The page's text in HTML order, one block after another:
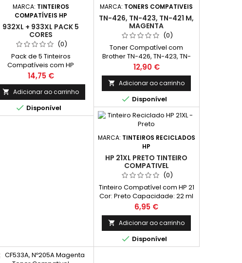
MARCA: TINTEIROS
COMPATÍVEIS HP
932XL + 933XL PACK 5
CORES
(0)
Pack de 5 Tinteiros
Compatíveis com HP
constituído por: 2 Tinteiro
Compatível c/ HP 932 XL -
Preto - 40ml 1 Tinteiro
Compatível c/ HP 933 XL -
Ciano - 14ml 1 Tinteiro
Compatível c/ HP 933 XL -
Preço
14,75 €
 Adicionar ao carrinho
 Disponível
MARCA: TONERS COMPATIVEIS
TN-426, TN-423, TN-421 M,
MAGENTA
(0)
Toner Compatível com
Brother TN-426, TN-423, TN-
421 M Magenta de Alta
Capacidade Capacidade:
4.000k
Preço
12,90 €
 Adicionar ao carrinho
 Disponível
MARCA: TINTEIROS RECICLADOS
HP
HP 21XL PRETO TINTEIRO
COMPATIVEL
(0)
Tinteiro Compatível com HP 21
Cor: Preto Capacidade: 22 ml
Rendimento Médio: 475
Páginas*
Preço
6,95 €
 Adicionar ao carrinho
 Disponível